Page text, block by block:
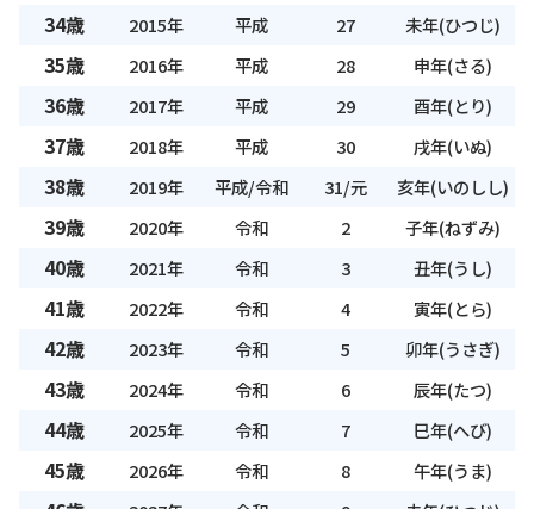
34歳 2015年 平成 27 未年(ひつじ)
35歳 2016年 平成 28 申年(さる)
36歳 2017年 平成 29 酉年(とり)
37歳 2018年 平成 30 戌年(いぬ)
38歳 2019年 平成/令和 31/元 亥年(いのしし)
39歳 2020年 令和 2 子年(ねずみ)
40歳 2021年 令和 3 丑年(うし)
41歳 2022年 令和 4 寅年(とら)
42歳 2023年 令和 5 卯年(うさぎ)
43歳 2024年 令和 6 辰年(たつ)
44歳 2025年 令和 7 巳年(へび)
45歳 2026年 令和 8 午年(うま)